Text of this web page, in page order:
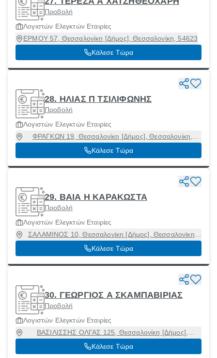
Προβολή
Λογιστών Ελεγκτών Εταιρίες
ΕΡΜΟΥ 57, Θεσσαλονίκη [Δήμος], Θεσσαλονίκη, 54623
Κάλεσε Τώρα
28. ΗΛΙΑΣ Π ΤΣΙΛΙΦΩΝΗΣ
Προβολή
Λογιστών Ελεγκτών Εταιρίες
ΦΡΑΓΚΩΝ 19, Θεσσαλονίκη [Δήμος], Θεσσαλονίκη,
54625
Κάλεσε Τώρα
29. ΒΑΙΑ Η ΚΑΡΑΚΩΣΤΑ
Προβολή
Λογιστών Ελεγκτών Εταιρίες
ΣΑΛΑΜΙΝΟΣ 10, Θεσσαλονίκη [Δήμος], Θεσσαλονίκη,
54625
Κάλεσε Τώρα
30. ΓΕΩΡΓΙΟΣ Α ΣΚΑΜΠΑΒΙΡΙΑΣ
Προβολή
Λογιστών Ελεγκτών Εταιρίες
ΒΑΣΙΛΙΣΣΗΣ ΟΛΓΑΣ 125, Θεσσαλονίκη [Δήμος],
Θεσσαλονίκη, 54643
Κάλεσε Τώρα